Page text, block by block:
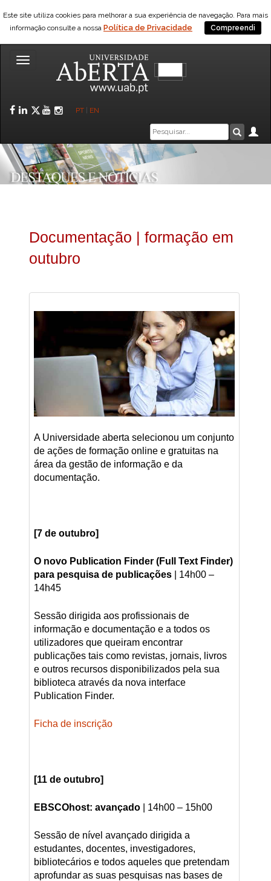
Este site utiliza cookies para melhorar a sua experiência de navegação. Para mais
informação consulte a nossa Política de Privacidade Compreendi
Toggle
Facebook
LinkedIn
Twitter
YouTube
Instagram
PT EN
Caixa
de
pesquisa
Documentação | formação em
outubro
A Universidade aberta selecionou um conjunto
de ações de formação online e gratuitas na
área da gestão de informação e da
documentação.
[7 de outubro]
O novo Publication Finder (Full Text Finder)
para pesquisa de publicações
| 14h00 –
14h45
Sessão dirigida aos profissionais de
informação e documentação e a todos os
utilizadores que queiram encontrar
publicações tais como revistas, jornais, livros
e outros recursos disponibilizados pela sua
biblioteca através da nova interface
Publication Finder.
Ficha de inscrição
[11 de outubro]
EBSCOhost: avançado| 14h00 – 15h00
Sessão de nível avançado dirigida a
estudantes, docentes, investigadores,
bibliotecários e todos aqueles que pretendam
aprofundar as suas pesquisas nas bases de